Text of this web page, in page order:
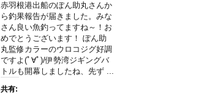
赤羽根港出船のぽん助丸さんか
ら釣果報告が届きました。みな
さん良い魚釣ってますね～！お
めでとうございます！ ぽん助
丸監修カラーのウロコジグ好調
ですよ(ﾟ∀ﾟ)/伊勢湾ジギングバ
トルも開幕しましたね、先ず ...
共有: